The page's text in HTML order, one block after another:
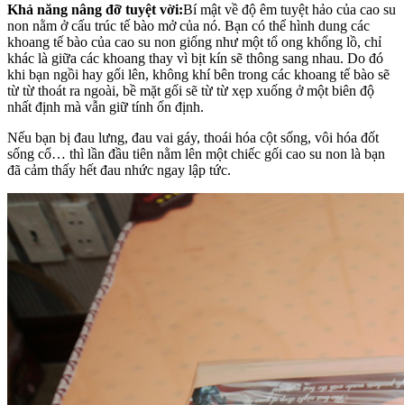
Khả năng nâng đỡ tuyệt vời:Bí mật về độ êm tuyệt hảo của cao su
non nằm ở cấu trúc tế bào mở của nó. Bạn có thể hình dung các
khoang tế bào của cao su non giống như một tổ ong khổng lồ, chỉ
khác là giữa các khoang thay vì bịt kín sẽ thông sang nhau. Do đó
khi bạn ngồi hay gối lên, không khí bên trong các khoang tế bào sẽ
từ từ thoát ra ngoài, bề mặt gối sẽ từ từ xẹp xuống ở một biên độ
nhất định mà vẫn giữ tính ổn định.
Nếu bạn bị đau lưng, đau vai gáy, thoái hóa cột sống, vôi hóa đốt
sống cổ… thì lần đầu tiên nằm lên một chiếc gối cao su non là bạn
đã cảm thấy hết đau nhức ngay lập tức.